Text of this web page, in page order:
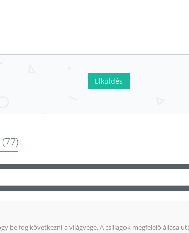
Elküldés
be fog következni a világvége. A csillagok megfelelő állása